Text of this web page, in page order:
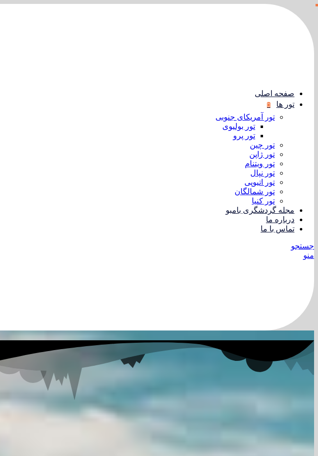
صفحه اصلی
تور ها
تور آمریکای جنوبی
تور بولیوی
تور پرو
تور چین
تور ژاپن
تور ویتنام
تور نپال
تور اتیوپی
تور شمالگان
تور کنیا
مجله گردشگری بامبو
درباره ما
تماس با ما
جستجو
منو